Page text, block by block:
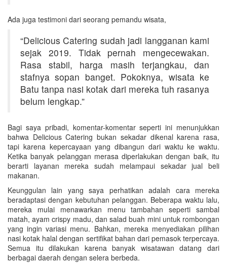
Ada juga testimoni dari seorang pemandu wisata,
“Delicious Catering sudah jadi langganan kami
sejak 2019. Tidak pernah mengecewakan.
Rasa stabil, harga masih terjangkau, dan
stafnya sopan banget. Pokoknya, wisata ke
Batu tanpa nasi kotak dari mereka tuh rasanya
belum lengkap.”
Bagi saya pribadi, komentar-komentar seperti ini menunjukkan
bahwa Delicious Catering bukan sekadar dikenal karena rasa,
tapi karena kepercayaan yang dibangun dari waktu ke waktu.
Ketika banyak pelanggan merasa diperlakukan dengan baik, itu
berarti layanan mereka sudah melampaui sekadar jual beli
makanan.
Keunggulan lain yang saya perhatikan adalah cara mereka
beradaptasi dengan kebutuhan pelanggan. Beberapa waktu lalu,
mereka mulai menawarkan menu tambahan seperti sambal
matah, ayam crispy madu, dan salad buah mini untuk rombongan
yang ingin variasi menu. Bahkan, mereka menyediakan pilihan
nasi kotak halal dengan sertifikat bahan dari pemasok terpercaya.
Semua itu dilakukan karena banyak wisatawan datang dari
berbagai daerah dengan selera berbeda.